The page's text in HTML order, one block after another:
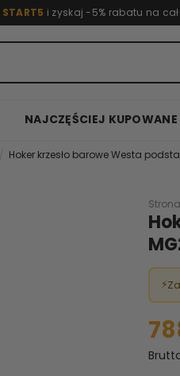
START5 i zyskaj -5% rabatu na
NAJCZĘŚCIEJ KUPOWANE
Hoker krzesło barowe Westa
⚡